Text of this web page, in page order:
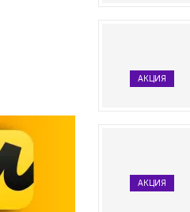
АКЦИЯ
АКЦИЯ